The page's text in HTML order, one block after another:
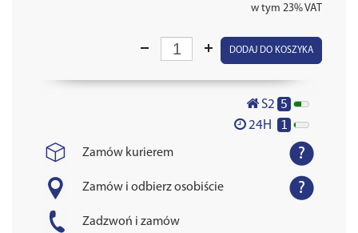
w tym 23% VAT
DODAJ DO KOSZYKA
S2 5
24H 1
Zamów kurierem
Zamów i odbierz osobiście
Zadzwoń i zamów